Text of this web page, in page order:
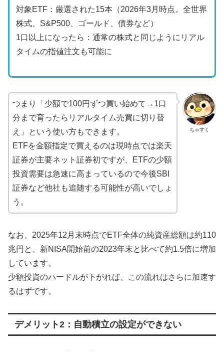
対象ETF：厳選された15本（2026年3月時点。全世界
株式、S&P500、ゴールド、債券など）
1口以上になったら：通常の株式と同じようにリアル
タイムの指値注文も可能に
ちゃすく
つまり「少額で100円ずつ買い始めて→1口
分まで育ったらリアルタイム売買に切り替
え」という使い方もできます。
ETFを金額指定で買えるのは現時点では楽天
証券が主要ネット証券初ですが、ETFの少額
投資需要は急速に高まっているので今後SBI
証券など他社も追随する可能性が高いでしょ
う。
なお、2025年12月末時点でETF全体の純資産総額は約110
兆円と、新NISA開始前の2023年末と比べて約1.5倍に増加
しています。
少額投資のハードルが下がれば、この流れはさらに加速す
るはずです。
デメリット2：自動積立の設定ができない